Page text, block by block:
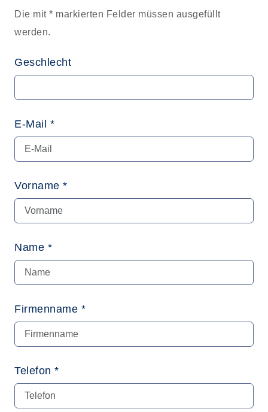
Die mit * markierten Felder müssen ausgefüllt
werden.
Geschlecht
E-Mail *
Vorname *
Name *
Firmenname *
Telefon *